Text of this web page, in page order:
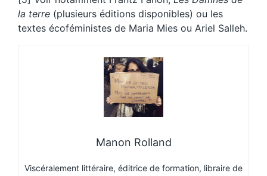
la terre (plusieurs éditions disponibles) ou les
textes écoféministes de Maria Mies ou Ariel Salleh.
Manon Rolland
Viscéralement littéraire, éditrice de formation, libraire de